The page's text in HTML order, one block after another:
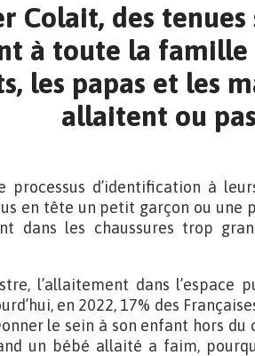
Colait, des
à toute la famille
les papas et les
allaitent ou
processus d’identification à
en tête un petit garçon ou
dans les chaussures trop
l’allaitement dans l’espace
en 2022, 17% des
le sein à son enfant hors
un bébé allaité a faim,